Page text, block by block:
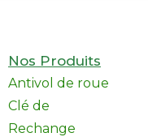
Nos Produits
Antivol de roue
Clé de
Rechange